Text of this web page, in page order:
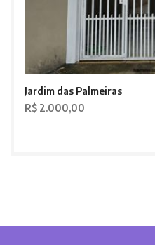
Jardim das Palmeiras
R$ 2.000,00